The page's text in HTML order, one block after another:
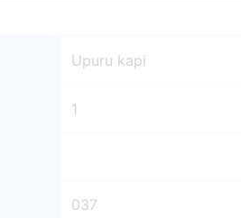
Upuru kapi
1
037